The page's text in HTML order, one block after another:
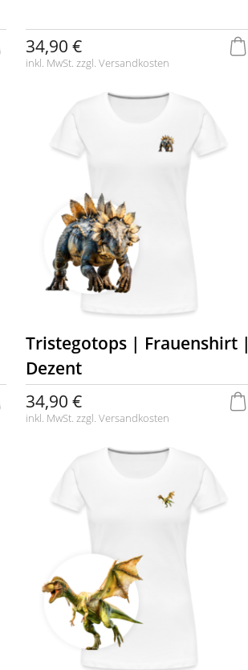
34,90 €
inkl. MwSt. zzgl. Versandkosten
Tristegotops | Frauenshirt |
Dezent
34,90 €
inkl. MwSt. zzgl. Versandkosten